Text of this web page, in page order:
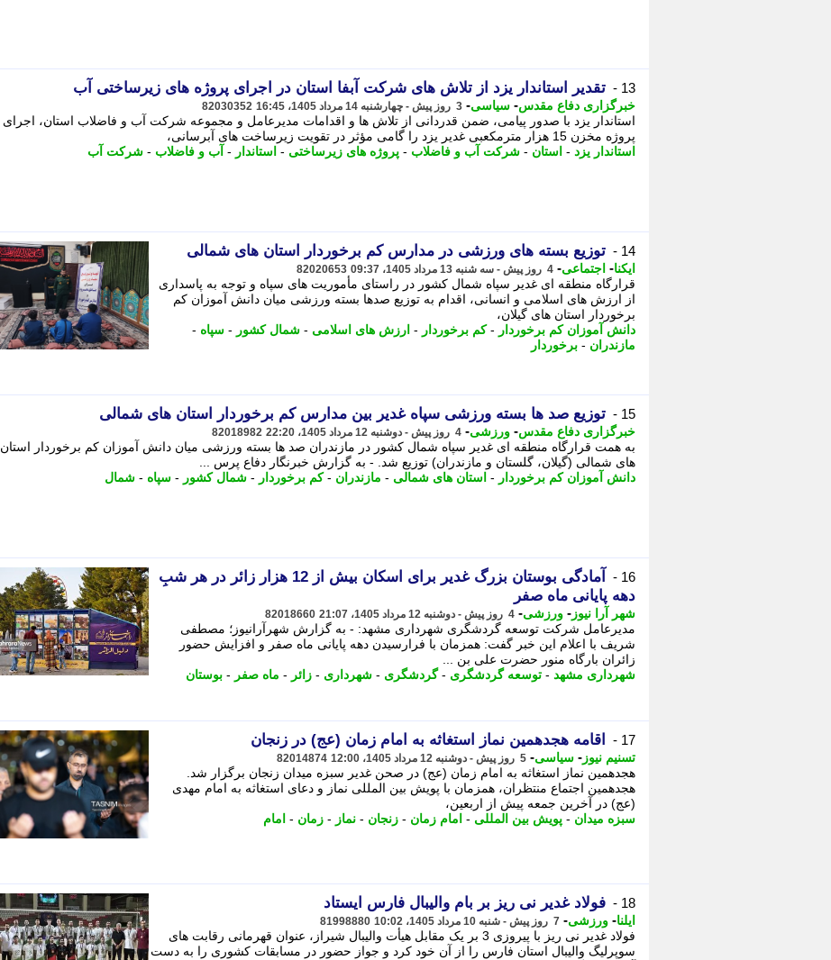
13 - تقدیر استاندار یزد از تلاش های شرکت آبفا استان در اجرای پروژه های زیرساختی آب
خبرگزاری دفاع مقدس- سیاسی- 3 روز پیش - چهارشنبه 14 مرداد 1405، 16:45 82030352
استاندار یزد با صدور پیامی، ضمن قدردانی از تلاش ها و اقدامات مدیرعامل و مجموعه شرکت آب و فاضلاب استان، اجرای
پروژه مخزن 15 هزار مترمکعبی غدیر یزد را گامی مؤثر در تقویت زیرساخت های آبرسانی،
استاندار یزد - استان - شرکت آب و فاضلاب - پروژه های زیرساختی - استاندار - آب و فاضلاب - شرکت آب
14 - توزیع بسته های ورزشی در مدارس کم برخوردار استان های شمالی
ایکنا- اجتماعی- 4 روز پیش - سه شنبه 13 مرداد 1405، 09:37 82020653
قرارگاه منطقه ای غدیر سپاه شمال کشور در راستای مأموریت های سپاه و توجه به پاسداری
از ارزش های اسلامی و انسانی، اقدام به توزیع صدها بسته ورزشی میان دانش آموزان کم
برخوردار استان های گیلان،
دانش آموزان کم برخوردار -کم برخوردار - ارزش های اسلامی - شمال کشور - سپاه -
مازندران - برخوردار
15 - توزیع صد ها بسته ورزشی سپاه غدیر بین مدارس کم برخوردار استان های شمالی
خبرگزاری دفاع مقدس- ورزشی- 4 روز پیش - دوشنبه 12 مرداد 1405، 22:20 82018982
به همت قرارگاه منطقه ای غدیر سپاه شمال کشور در مازندران صد ها بسته ورزشی میان دانش آموزان کم برخوردار استان
های شمالی (گیلان، گلستان و مازندران) توزیع شد. - به گزارش خبرنگار دفاع پرس ...
دانش آموزان کم برخوردار - استان های شمالی - مازندران -کم برخوردار - شمال کشور - سپاه - شمال
16 -
آمادگی بوستان بزرگ غدیر برای اسکان بیش از 12 هزار زائر در هر شبِ
دهه پایانی ماه صفر
شهر آرا نیوز - ورزشی- 4 روز پیش - دوشنبه 12 مرداد 1405، 21:07 82018660
مدیرعامل شرکت توسعه گردشگری شهرداری مشهد: - به گزارش شهرآرانیوز؛ مصطفی
شریف با اعلام این خبر گفت: همزمان با فرارسیدن دهه پایانی ماه صفر و افزایش حضور
زائران بارگاه منور حضرت علی بن ...
شهرداری مشهد - توسعه گردشگری -گردشگری - شهرداری - زائر - ماه صفر - بوستان
17 - اقامه هجدهمین نماز استغاثه به امام زمان (عج) در زنجان
تسنیم نیوز - سیاسی- 5 روز پیش - دوشنبه 12 مرداد 1405، 12:00 82014874
هجدهمین نماز استغاثه به امام زمان (عج) در صحن غدیر سبزه میدان زنجان برگزار شد.
هجدهمین اجتماع منتظران، همزمان با پویش بین المللی نماز و دعای استغاثه به امام مهدی
(عج) در آخرین جمعه پیش از اربعین،
سبزه میدان - پویش بین المللی - امام زمان - زنجان - نماز - زمان - امام
18 - فولاد غدیر نی ریز بر بام والیبال فارس ایستاد
ایلنا- ورزشی- 7 روز پیش - شنبه 10 مرداد 1405، 10:02 81998880
فولاد غدیر نی ریز با پیروزی 3 بر یک مقابل هیأت والیبال شیراز، عنوان قهرمانی رقابت های
سوپرلیگ والیبال استان فارس را از آن خود کرد و جواز حضور در مسابقات کشوری را به دست